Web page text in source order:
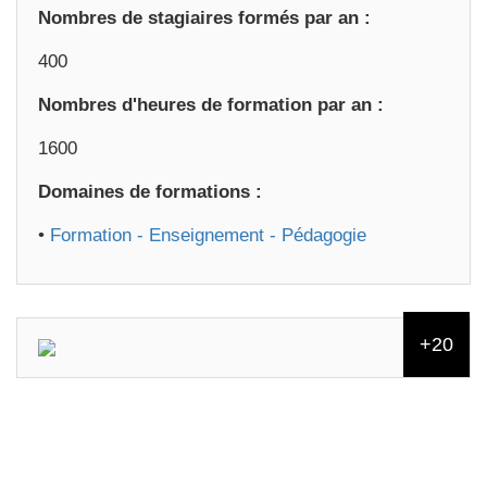
Nombres de stagiaires formés par an :
400
Nombres d'heures de formation par an :
1600
Domaines de formations :
• Formation - Enseignement - Pédagogie
+20